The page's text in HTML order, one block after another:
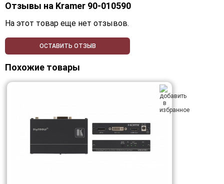
Отзывы на Kramer 90-010590
На этот товар еще нет отзывов.
ОСТАВИТЬ ОТЗЫВ
Похожие товары